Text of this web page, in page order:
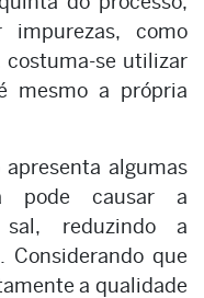
como
costuma-se utilizar
mesmo a própria
algumas
pode causar a
reduzindo a
que
a qualidade